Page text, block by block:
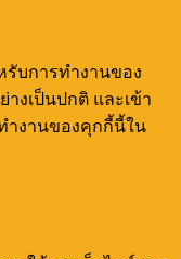
รับการทำงานของ
งเป็นปกติ และเข้า
ำงานของคุกกี้นี้ใน